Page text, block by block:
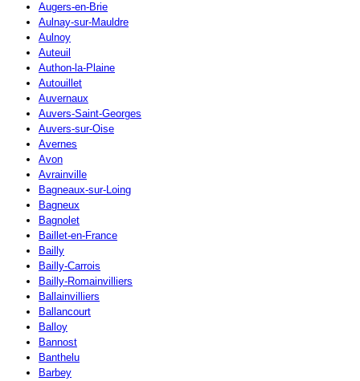
Augers-en-Brie
Aulnay-sur-Mauldre
Aulnoy
Auteuil
Authon-la-Plaine
Autouillet
Auvernaux
Auvers-Saint-Georges
Auvers-sur-Oise
Avernes
Avon
Avrainville
Bagneaux-sur-Loing
Bagneux
Bagnolet
Baillet-en-France
Bailly
Bailly-Carrois
Bailly-Romainvilliers
Ballainvilliers
Ballancourt
Balloy
Bannost
Banthelu
Barbey